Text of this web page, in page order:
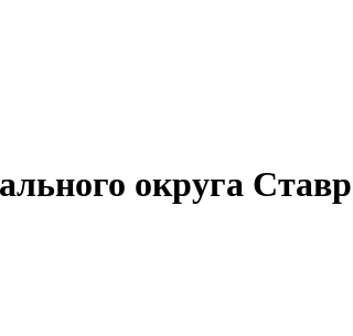
округа